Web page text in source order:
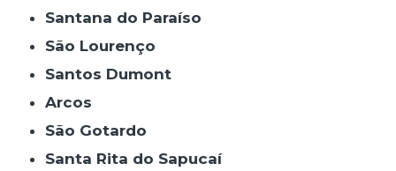
Santana do Paraíso
São Lourenço
Santos Dumont
Arcos
São Gotardo
Santa Rita do Sapucaí